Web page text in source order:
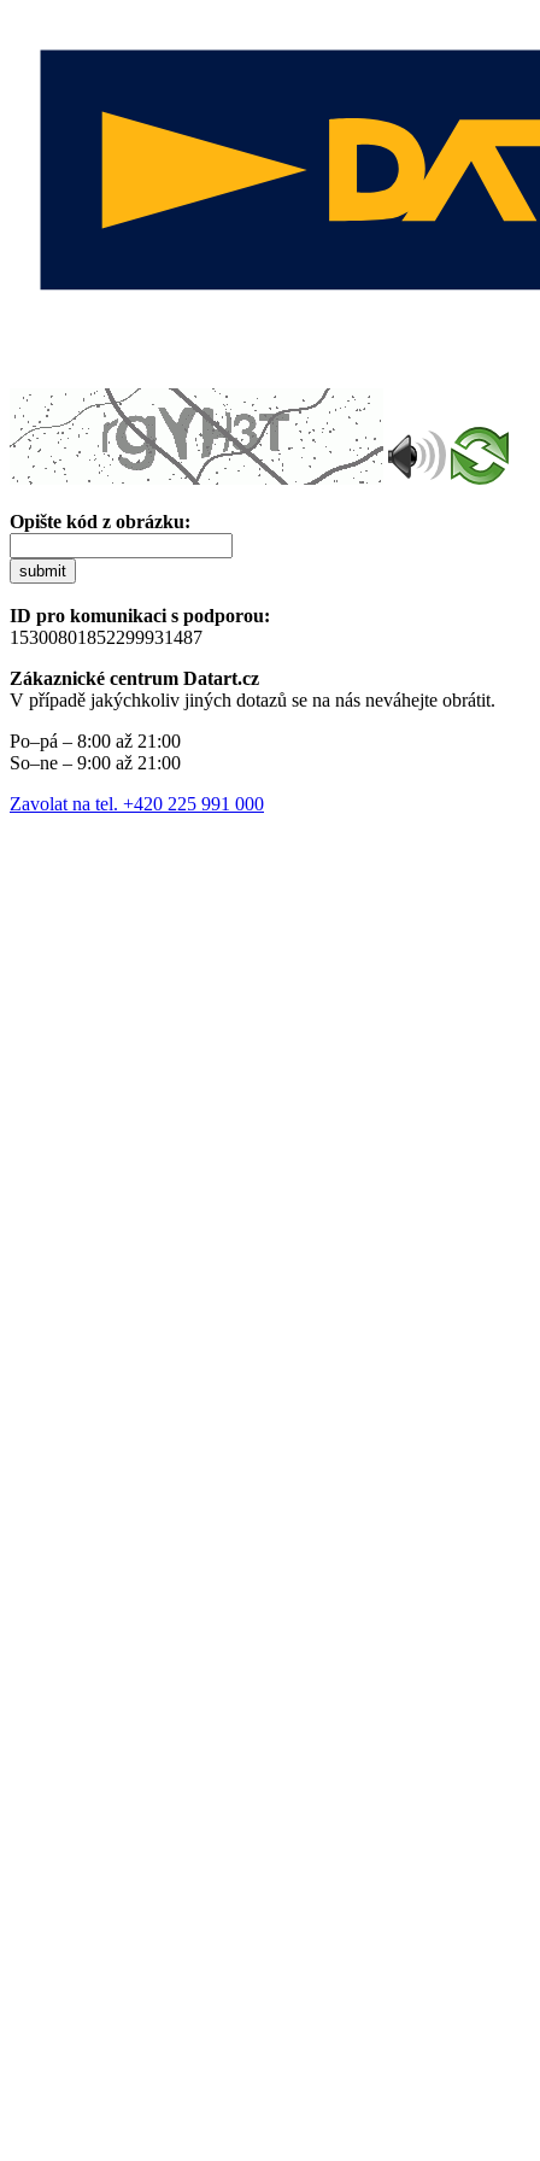
Opište kód z obrázku:
submit
ID pro komunikaci s podporou:
15300801852299931487
Zákaznické centrum Datart.cz
V případě jakýchkoliv jiných dotazů se na nás neváhejte obrátit.
Po–pá – 8:00 až 21:00
So–ne – 9:00 až 21:00
Zavolat na tel. +420 225 991 000